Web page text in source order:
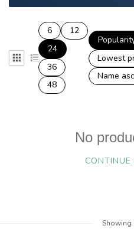
6
12
24
36
48
Lowest
Name
No
CONTINUE
Showing